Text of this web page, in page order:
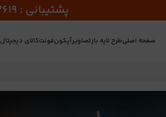
پشتیبانی : 02166102619 - 09366119082
صفحه اصلیطرح لایه بازتصاویرآیکونفونتکالای دیجیتال